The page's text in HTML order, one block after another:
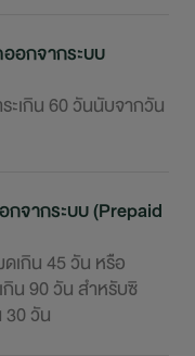
อกจากระบบ
ะเกิน 60 วันนับจากวัน
กจากระบบ (Prepaid
เกิน 45 วัน หรือ
กิน 90 วัน สำหรับซิ
30 วัน